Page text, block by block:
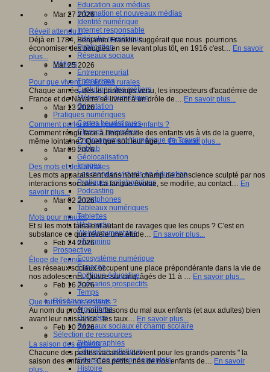
Education aux médias
Information et nouveaux médias
Identité numérique
Internet responsable
Littératie numérique
Publication
Réseaux sociaux
Métiers
Entrepreneuriat
Entreprises
Evolutions des métiers
Métiers du numérique
Orientation
Pratiques numériques
Cartes heuristiques
Classes inversées
Environnement Numérique de Travail
Fablab
Géolocalisation
Images
Les mondes virtuels en éducation
Pratiques collaboratives
Podcasting
Smartphones
Tableaux numériques
Tablettes
Web radio
Webdocumentaire
eTwinning
Prospective
Ecosystème numérique
Espaces
Politique éducative
Scénarios prospectifs
Temps
Réseaux sociaux
Algorithme
Données
Réseaux sociaux et champ scolaire
Sélection de ressources
Bibliographies
Education artistique
Education environnementale
Histoire
Mar 27 2026
Réveil attendu !!
Déjà en 1784, Benjamin Franklin suggérait que nous pourrions
économiser des bougies en se levant plus tôt, en 1916 c'est… En savoir
plus...
Mar 25 2026
Pour que vivent les écoles rurales
Chaque année, dès le printemps venu, les inspecteurs d'académie de
France et de Navarre se livrent à un drôle de… En savoir plus...
Mar 13 2026
Comment parler de la guerre aux enfants ?
Comment réagir face à l'inquiétude des enfants vis à vis de la guerre,
même lointaine? Quel que soit leur âge,…En savoir plus...
Mar 09 2026
Des mots et des phrases
Les mots apparaissent dans notre champ de conscience sculpté par nos
interactions sociales. La langue évolue, se modifie, au contact… En
savoir plus...
Mar 02 2026
Mots pour maux !!
Et si les mots faisaient autant de ravages que les coups ? C'est en
substance ce que révèle une étude… En savoir plus...
Feb 24 2026
Éloge de l'ennui
Les réseaux sociaux occupent une place prépondérante dans la vie de
nos adolescents. Quatre sur cinq, âgés de 11 à … En savoir plus...
Feb 16 2026
Que fait-on à nos enfants ?
Au nom du profit, nous faisons du mal aux enfants (et aux adultes) bien
avant leur naissance : les taux… En savoir plus...
Feb 10 2026
La saison des enfants
Chacune des petites vacances devient pour les grands-parents " la
saison des enfants." Ces petits, nés de nos enfants de… En savoir
plus...